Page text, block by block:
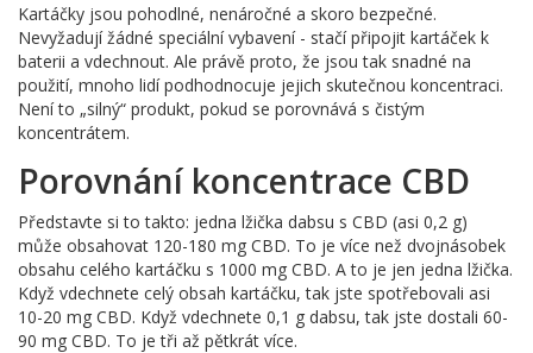
Kartáčky jsou pohodlné, nenáročné a skoro bezpečné.
Nevyžadují žádné speciální vybavení - stačí připojit kartáček k
baterii a vdechnout. Ale právě proto, že jsou tak snadné na
použití, mnoho lidí podhodnocuje jejich skutečnou koncentraci.
Není to „silný“ produkt, pokud se porovnává s čistým
koncentrátem.
Porovnání koncentrace CBD
Představte si to takto: jedna lžička dabsu s CBD (asi 0,2 g)
může obsahovat 120-180 mg CBD. To je více než dvojnásobek
obsahu celého kartáčku s 1000 mg CBD. A to je jen jedna lžička.
Když vdechnete celý obsah kartáčku, tak jste spotřebovali asi
10-20 mg CBD. Když vdechnete 0,1 g dabsu, tak jste dostali 60-
90 mg CBD. To je tři až pětkrát více.